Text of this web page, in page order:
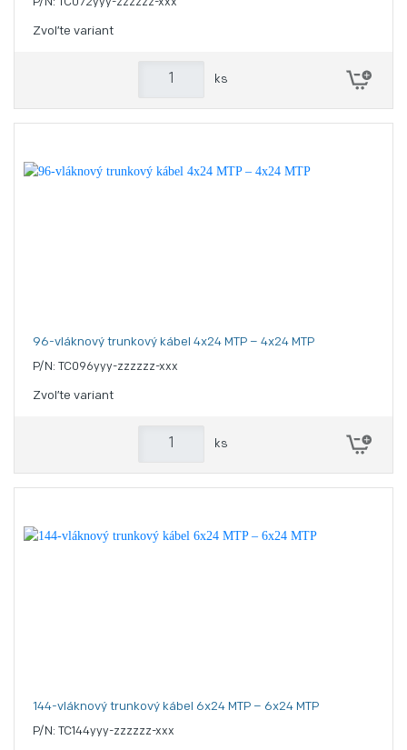
Zvoľte variant
ks
96-vláknový trunkový kábel 4x24 MTP – 4x24 MTP
P/N: TC096yyy-zzzzzz-xxx
Zvoľte variant
ks
144-vláknový trunkový kábel 6x24 MTP – 6x24 MTP
P/N: TC144yyy-zzzzzz-xxx